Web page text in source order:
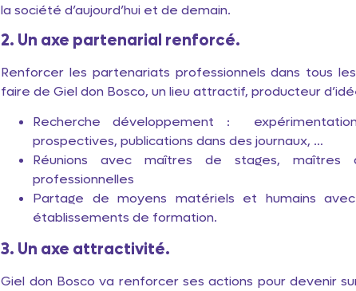
la société d’aujourd’hui et de demain.
2. Un axe partenarial renforcé.
Renforcer les partenariats professionnels dans tous
faire de Giel don Bosco, un lieu attractif, producteur
Recherche développement :
prospectives, publications dans des journaux, …
Réunions avec maîtres de stages, maîtres
professionnelles
Partage de moyens matériels et humains
établissements de formation.
3. Un axe attractivité.
Giel don Bosco va renforcer ses actions pour devenir